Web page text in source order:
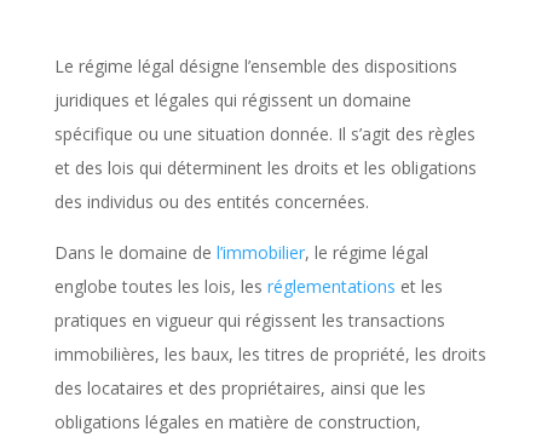
Le régime légal désigne l’ensemble des dispositions
juridiques et légales qui régissent un domaine
spécifique ou une situation donnée. Il s’agit des règles
et des lois qui déterminent les droits et les obligations
des individus ou des entités concernées.
Dans le domaine de l’immobilier, le régime légal
englobe toutes les lois, les réglementations et les
pratiques en vigueur qui régissent les transactions
immobilières, les baux, les titres de propriété, les droits
des locataires et des propriétaires, ainsi que les
obligations légales en matière de construction,